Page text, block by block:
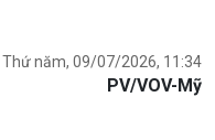
Thứ năm, 09/07/2026, 11:34
PV/VOV-Mỹ